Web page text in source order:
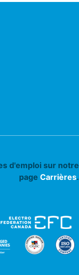
d'emploi sur notre
page Carrières.